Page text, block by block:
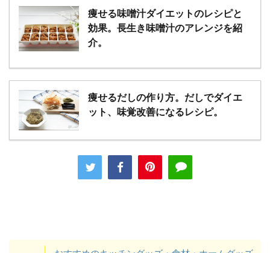
痩せる味噌汁ダイエットのレシピと
効果。長生き味噌汁のアレンジを紹
介。
痩せるだしの作り方。だしでダイエ
ット、味覚改善になるレシピ。